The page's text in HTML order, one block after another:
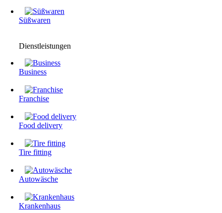
Süßwaren
Dienstleistungen
Business
Franchise
Food delivery
Tire fitting
Autowäsche
Krankenhaus